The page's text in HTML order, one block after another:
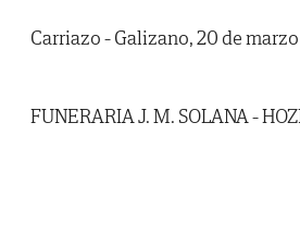
Carriazo - Galizano, 20 de
FUNERARIA J. M. SOLANA -